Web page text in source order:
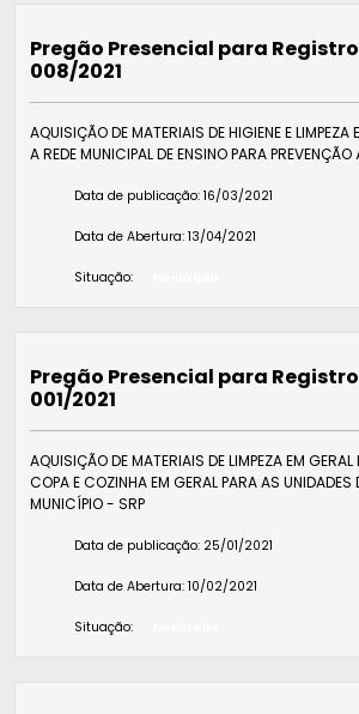
Pregão Presencial para
008/2021
AQUISIÇÃO DE MATERIAIS DE HIGIENE E LIMPEZA
A REDE MUNICIPAL DE ENSINO PARA
Data de publicação: 16/03/2021
Data de Abertura: 13/04/2021
Situação:
Pregão Presencial para
001/2021
AQUISIÇÃO DE MATERIAIS DE LIMPEZA EM GERAL
COPA E COZINHA EM GERAL PARA AS UNIDADES
MUNICÍPIO - SRP
Data de publicação: 25/01/2021
Data de Abertura: 10/02/2021
Situação: